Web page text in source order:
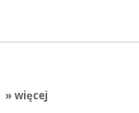
» więcej